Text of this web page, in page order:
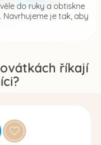
do ruky a obtiskne
je tak, aby
říkají